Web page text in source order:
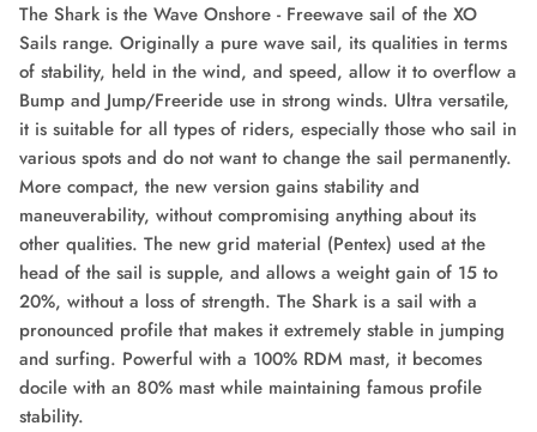
Pratiquez le E-Foil avec nous !
Leçons de E-Foil
The Shark is the Wave Onshore - Freewave sail of the XO
Sails range. Originally a pure wave sail, its qualities in terms
of stability, held in the wind, and speed, allow it to overflow a
Bump and Jump/Freeride use in strong winds. Ultra versatile,
it is suitable for all types of riders, especially those who sail in
various spots and do not want to change the sail permanently.
More compact, the new version gains stability and
maneuverability, without compromising anything about its
other qualities. The new grid material (Pentex) used at the
head of the sail is supple, and allows a weight gain of 15 to
20%, without a loss of strength. The Shark is a sail with a
pronounced profile that makes it extremely stable in jumping
and surfing. Powerful with a 100% RDM mast, it becomes
docile with an 80% mast while maintaining famous profile
stability.